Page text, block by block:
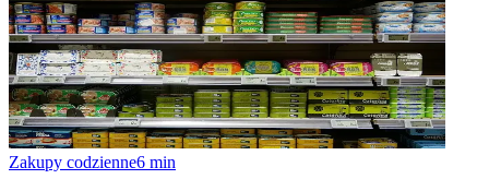
Zakupy codzienne6 min